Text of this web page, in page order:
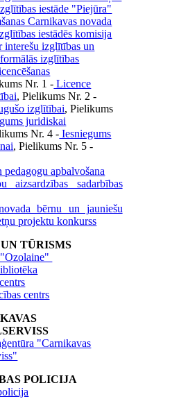
iestāde "Piejūra"
Carnikavas novada
iestādēs komisija
interešu izglītības un
izglītības
Nr. 1 - Licence
, Pielikums Nr. 2 -
izglītībai, Pielikums
juridiskai
Nr. 4 - Iesniegums
, Pielikums Nr. 5 -
apbalvošana
aizsardzības sadarbības
bērnu un jauniešu
projektu konkurss
TŪRISMS
centrs
"Carnikavas
POLICIJA